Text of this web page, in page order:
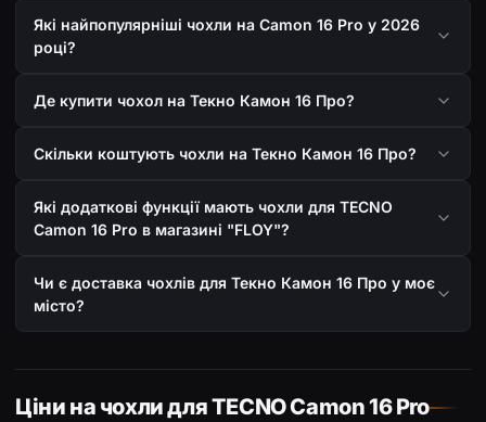
Які найпопулярніші чохли на Camon 16 Pro у 2026
році?
Де купити чохол на Текно Камон 16 Про?
Скільки коштують чохли на Текно Камон 16 Про?
Які додаткові функції мають чохли для TECNO
Camon 16 Pro в магазині "FLOY"?
Чи є доставка чохлів для Текно Камон 16 Про у моє
місто?
Ціни на чохли для TECNO Camon 16 Pro